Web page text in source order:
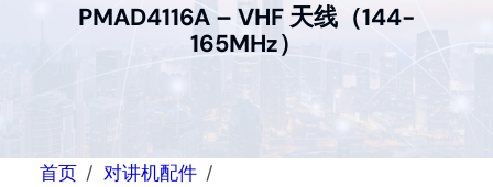
PMAD4116A – VHF 天线（144-
165MHz）
首页
对讲机配件